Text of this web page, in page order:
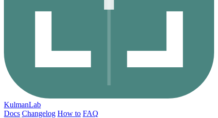
KulmanLab
Docs Changelog How to FAQ